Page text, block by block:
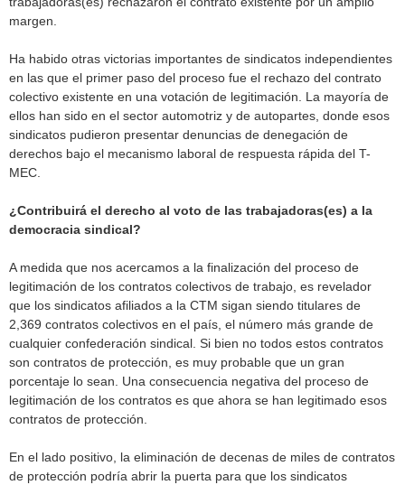
margen.
Ha habido otras victorias importantes de sindicatos independientes
en las que el primer paso del proceso fue el rechazo del contrato
colectivo existente en una votación de legitimación. La mayoría de
ellos han sido en el sector automotriz y de autopartes, donde esos
sindicatos pudieron presentar denuncias de denegación de
derechos bajo el mecanismo laboral de respuesta rápida del T-
MEC.
¿Contribuirá el derecho al voto de las trabajadoras(es) a la
democracia sindical?
A medida que nos acercamos a la finalización del proceso de
legitimación de los contratos colectivos de trabajo, es revelador
que los sindicatos afiliados a la CTM sigan siendo titulares de
2,369 contratos colectivos en el país, el número más grande de
cualquier confederación sindical. Si bien no todos estos contratos
son contratos de protección, es muy probable que un gran
porcentaje lo sean. Una consecuencia negativa del proceso de
legitimación de los contratos es que ahora se han legitimado esos
contratos de protección.
En el lado positivo, la eliminación de decenas de miles de contratos
de protección podría abrir la puerta para que los sindicatos